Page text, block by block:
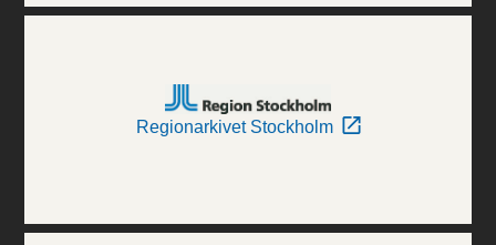
Regionarkivet Stockholm